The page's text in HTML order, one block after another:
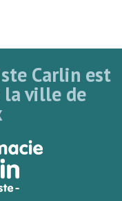
Carlin est
la ville de